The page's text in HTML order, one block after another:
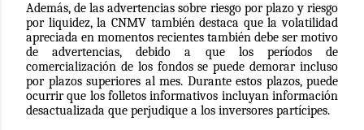
Además, de las advertencias sobre riesgo por plazo y riesgo
por liquidez, la CNMV también destaca que la volatilidad
apreciada en momentos recientes también debe ser motivo
de advertencias, debido a que los períodos de
comercialización de los fondos se puede demorar incluso
por plazos superiores al mes. Durante estos plazos, puede
ocurrir que los folletos informativos incluyan información
desactualizada que perjudique a los inversores partícipes.